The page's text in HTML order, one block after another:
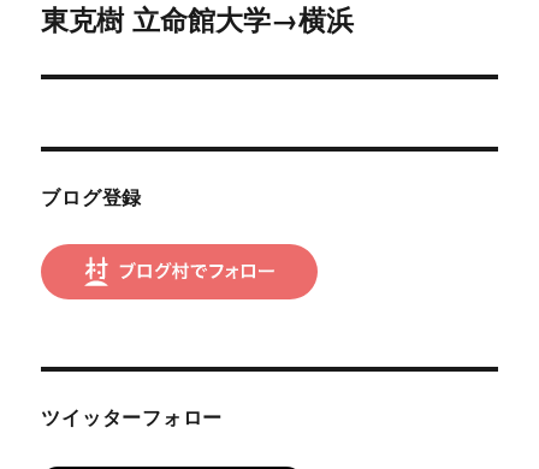
ー
シ
ン
次
投
東克樹 立命館大学→横浜
ブログ登録
ツイッターフォロー